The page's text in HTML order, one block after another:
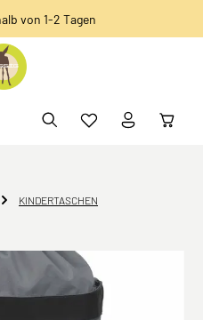
von 1-2 Tagen
KINDERTASCHEN